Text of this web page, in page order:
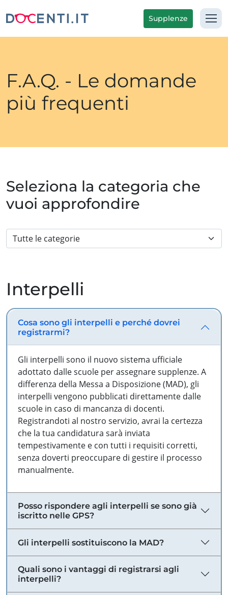
Supplenze
F.A.Q. - Le domande
più frequenti
Seleziona la categoria che
vuoi approfondire
Interpelli
Cosa sono gli interpelli e perché dovrei
registrarmi?
Gli interpelli sono il nuovo sistema ufficiale
adottato dalle scuole per assegnare supplenze. A
differenza della Messa a Disposizione (MAD), gli
interpelli vengono pubblicati direttamente dalle
scuole in caso di mancanza di docenti.
Registrandoti al nostro servizio, avrai la certezza
che la tua candidatura sarà inviata
tempestivamente e con tutti i requisiti corretti,
senza doverti preoccupare di gestire il processo
manualmente.
Posso rispondere agli interpelli se sono già
iscritto nelle GPS?
Gli interpelli sostituiscono la MAD?
Quali sono i vantaggi di registrarsi agli
interpelli?